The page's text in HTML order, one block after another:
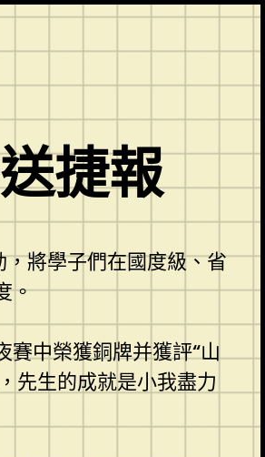
捷報
將學子們在國度級、省
。
中榮獲銅牌并獲評“山
先生的成就是小我盡力